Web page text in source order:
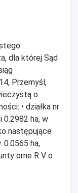
dla której Sąd
Przemyśl,
o
• działka nr
ha, w
następujące
0.0565 ha,
orne R V o